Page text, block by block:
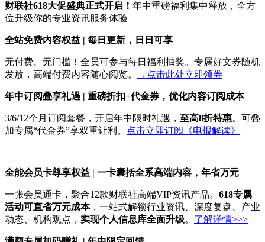
财联社618大促盛典正式开启！ 年中重磅福利集中释放，全方
位升级你的专业资讯服务体验
全站免费内容权益 | 每日更新，日日可享
无付费、无门槛！全员可参与每日福利抽奖。专属好文券随机
发放，高端付费内容随心阅览。
→点击此处立即领券
年中订阅叠享礼遇 | 重磅折扣+代金券，优化内容订阅成本
3/6/12个月订阅套餐，开启年中限时礼遇， 至高8折特惠。可叠
加专属“代金券”享双重让利。
点击立即订阅《电报解读》
全能会员卡尊享权益 | 一卡囊括全系高端内容，年省万元
一张会员通卡，聚合12款财联社高端VIP资讯产品。 618专属
活动可直省万元成本，一站式解锁行业资讯、深度复盘、产业
动态、机构观点， 实现个人信息库全面升级。 了解详情>>>